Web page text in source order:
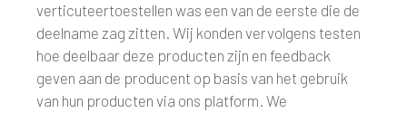
verticuteertoestellen was een van de eerste die de
deelname zag zitten. Wij konden vervolgens testen
hoe deelbaar deze producten zijn en feedback
geven aan de producent op basis van het gebruik
van hun producten via ons platform. We